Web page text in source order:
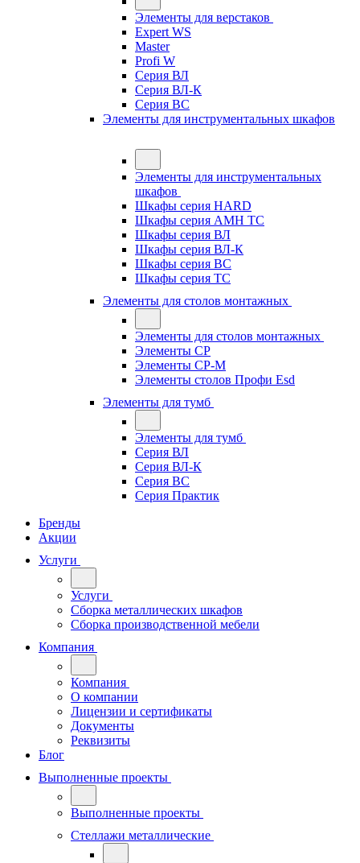
Элементы для верстаков
Expert WS
Master
Profi W
Серия ВЛ
Серия ВЛ-К
Серия ВС
Элементы для инструментальных шкафов
Элементы для инструментальных
шкафов
Шкафы серия HARD
Шкафы серия АМН ТС
Шкафы серия ВЛ
Шкафы серия ВЛ-К
Шкафы серия ВС
Шкафы серия ТС
Элементы для столов монтажных
Элементы для столов монтажных
Элементы СР
Элементы СР-М
Элементы столов Профи Esd
Элементы для тумб
Элементы для тумб
Серия ВЛ
Серия ВЛ-К
Серия ВС
Серия Практик
Бренды
Акции
Услуги
Услуги
Сборка металлических шкафов
Сборка производственной мебели
Компания
Компания
О компании
Лицензии и сертификаты
Документы
Реквизиты
Блог
Выполненные проекты
Выполненные проекты
Стеллажи металлические